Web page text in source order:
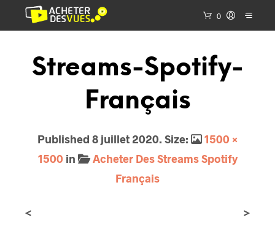
0
Streams-Spotify-
Français
Published 8 juillet 2020. Size:
1500 ×
1500in
Acheter Des Streams Spotify
Français
< >